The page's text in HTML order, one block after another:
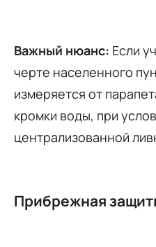
Важный нюанс: Если
черте населенного
измеряется от
кромки воды, при
централизованной
Прибрежная